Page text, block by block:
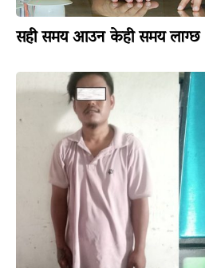
सही समय आउन केही समय लाग्छ :